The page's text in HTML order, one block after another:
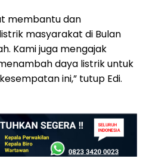
membantu dan
masyarakat di Bulan
Kami juga mengajak
daya listrik untuk
ini,” tutup Edi.